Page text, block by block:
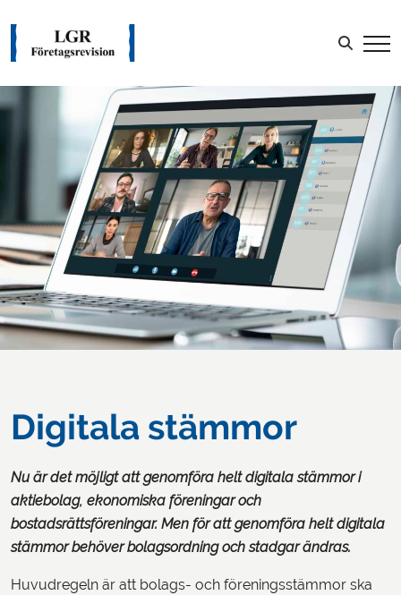
Sök efter:
Digitala stämmor
Nu är det möjligt att genomföra helt digitala stämmor i
aktiebolag, ekonomiska föreningar och
bostadsrättsföreningar. Men för att genomföra helt digitala
stämmor behöver bolagsordning och stadgar ändras.
Huvudregeln är att bolags- och föreningsstämmor ska